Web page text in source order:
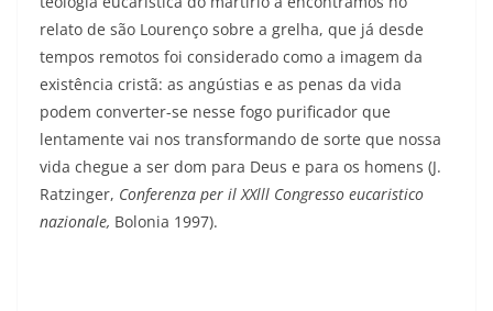
relato de são Lourenço sobre a grelha, que já desde
tempos remotos foi considerado como a imagem da
existência cristã: as angústias e as penas da vida
podem converter-se nesse fogo purificador que
lentamente vai nos transformando de sorte que nossa
vida chegue a ser dom para Deus e para os homens (J.
Ratzinger, Conferenza per ilXXlll Congresso eucaristico
nazionale, Bolonia 1997).